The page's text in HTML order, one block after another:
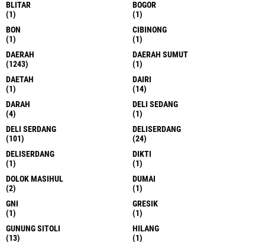
BLITAR
(1)
BOGOR
(1)
BON
(1)
CIBINONG
(1)
DAERAH
(1243)
DAERAH SUMUT
(1)
DAETAH
(1)
DAIRI
(14)
DARAH
(4)
DELI SEDANG
(1)
DELI SERDANG
(101)
DELISERDANG
(24)
DELISERDANG
(1)
DIKTI
(1)
DOLOK MASIHUL
(2)
DUMAI
(1)
GNI
(1)
GRESIK
(1)
GUNUNG SITOLI
(13)
HILANG
(1)